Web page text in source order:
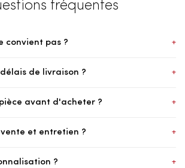
fréquentes
convient pas ? +
de livraison ? +
avant d'acheter ? +
et entretien ? +
? +